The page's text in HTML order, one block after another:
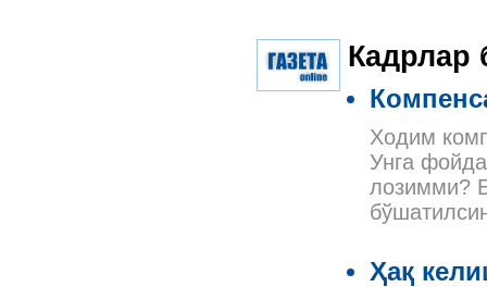
Кадрлар
Ходим
Унга
лозимми?
Ҳақ